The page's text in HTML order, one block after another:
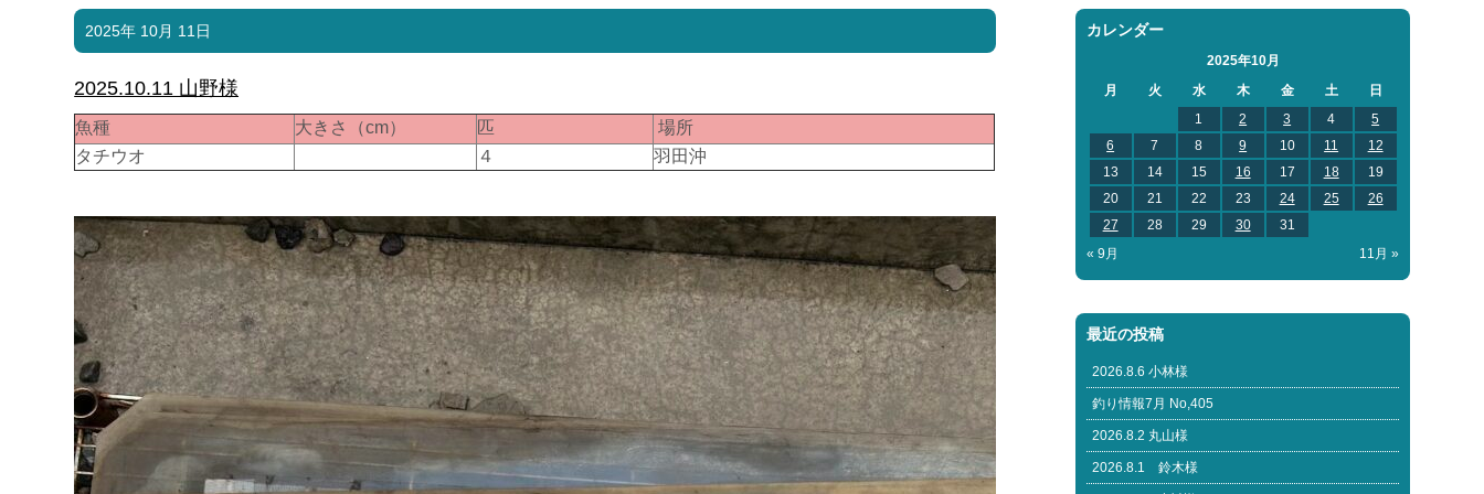
2025年 10月 11日
2025.10.11 山野様
魚種 大きさ（cm） 匹
場所
タチウオ
４ 羽田沖
カレンダー
2025年10月
月
火 水 木 金 土
日
1
2 3 4
5
6
7 8 9 10 11
12
13
14 15 16 17 18
19
20
21 22 23 24 25
26
27
28 29 30
31
« 9月
11月 »
最近の投稿
2026.8.6 小林様
釣り情報7月 No,405
2026.8.2 丸山様
2026.8.1 鈴木様